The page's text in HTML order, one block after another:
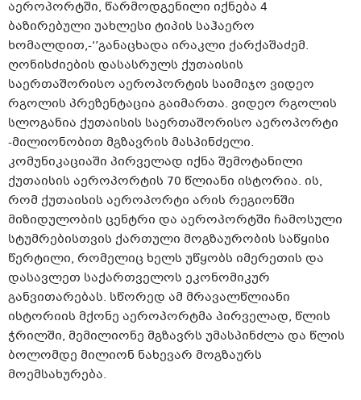
აეროპორტში, წარმოდგენილი იქნება 4
ბაზირებული უახლესი ტიპის საჰაერო
ხომალდით,-‘’განაცხადა ირაკლი ქარქაშაძემ.
ღონისძიების დასასრულს ქუთაისის
საერთაშორისო აეროპორტის საიმიჯო ვიდეო
რგოლის პრეზენტაცია გაიმართა. ვიდეო რგოლის
სლოგანია ქუთაისის საერთაშორისო აეროპორტი
-მილიონობით მგზავრის მასპინძელი.
კომუნიკაციაში პირველად იქნა შემოტანილი
ქუთაისის აეროპორტის 70 წლიანი ისტორია. ის,
რომ ქუთაისის აეროპორტი არის რეგიონში
მიზიდულობის ცენტრი და აეროპორტში ჩამოსული
სტუმრებისთვის ქართული მოგზაურობის საწყისი
წერტილი, რომელიც ხელს უწყობს იმერეთის და
დასავლეთ საქართველოს ეკონომიკურ
განვითარებას. სწორედ ამ მრავალწლიანი
ისტორიის მქონე აეროპორტმა პირველად, წლის
ჭრილში, მემილიონე მგზავრს უმასპინძლა და წლის
ბოლომდე მილიონ ნახევარ მოგზაურს
მოემსახურება.